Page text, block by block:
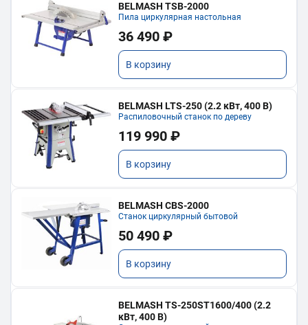
BELMASH TSB-2000
Пила циркулярная настольная
36 490 ₽
В корзину
BELMASH LTS-250 (2.2 кВт, 400 В)
Распиловочный станок по дереву
119 990 ₽
В корзину
BELMASH CBS-2000
Станок циркулярный бытовой
50 490 ₽
В корзину
BELMASH TS-250ST1600/400 (2.2
кВт, 400 В)